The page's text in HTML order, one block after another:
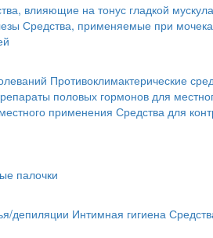
влияющие на тонус гладкой
Средства, применяемые при
Противоклимактерические
половых гормонов для
применения Средства для
палочки
депиляции Интимная гигиена